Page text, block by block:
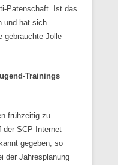
Patenschaft. Ist das
und hat sich
gebrauchte Jolle
Trainings
frühzeitig zu
der SCP Internet
gegeben, so
der Jahresplanung